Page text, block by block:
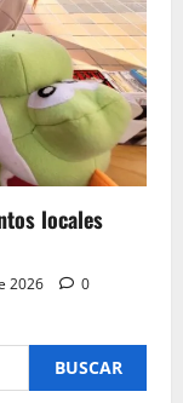
locales
2026 0